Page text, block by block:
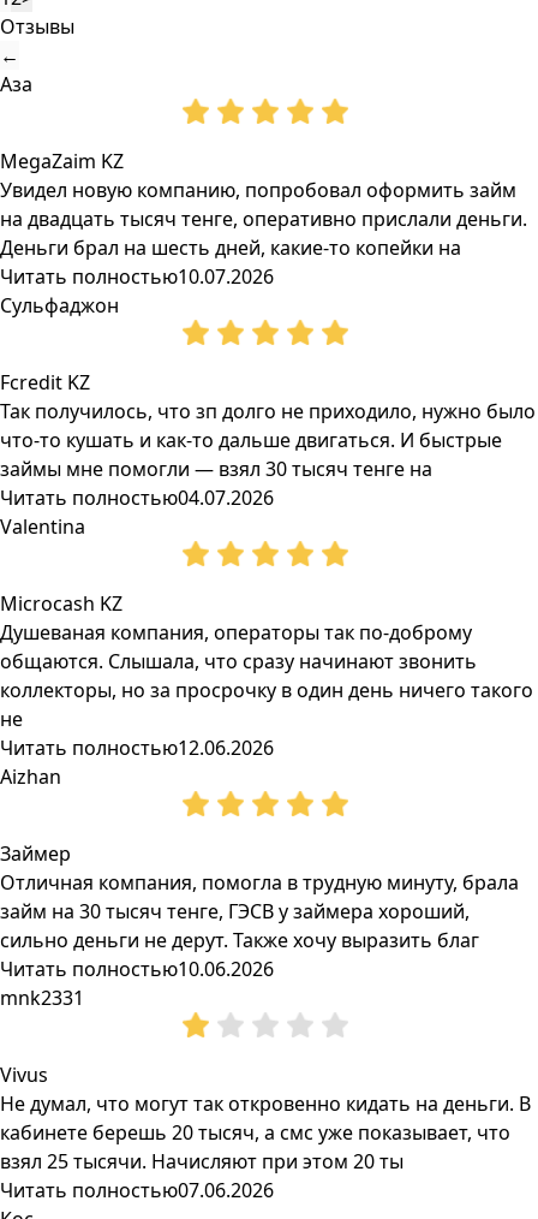
Отзывы
←
Аза
MegaZaim KZ
Увидел новую компанию, попробовал оформить займ
на двадцать тысяч тенге, оперативно прислали деньги.
Деньги брал на шесть дней, какие-то копейки на
Читать полностью10.07.2026
Сульфаджон
Fcredit KZ
Так получилось, что зп долго не приходило, нужно было
что-то кушать и как-то дальше двигаться. И быстрые
займы мне помогли — взял 30 тысяч тенге на
Читать полностью04.07.2026
Valentina
Microcash KZ
Душеваная компания, операторы так по-доброму
общаются. Слышала, что сразу начинают звонить
коллекторы, но за просрочку в один день ничего такого
не
Читать полностью12.06.2026
Aizhan
Займер
Отличная компания, помогла в трудную минуту, брала
займ на 30 тысяч тенге, ГЭСВ у займера хороший,
сильно деньги не дерут. Также хочу выразить благ
Читать полностью10.06.2026
mnk2331
Vivus
Не думал, что могут так откровенно кидать на деньги. В
кабинете берешь 20 тысяч, а смс уже показывает, что
взял 25 тысячи. Начисляют при этом 20 ты
Читать полностью07.06.2026